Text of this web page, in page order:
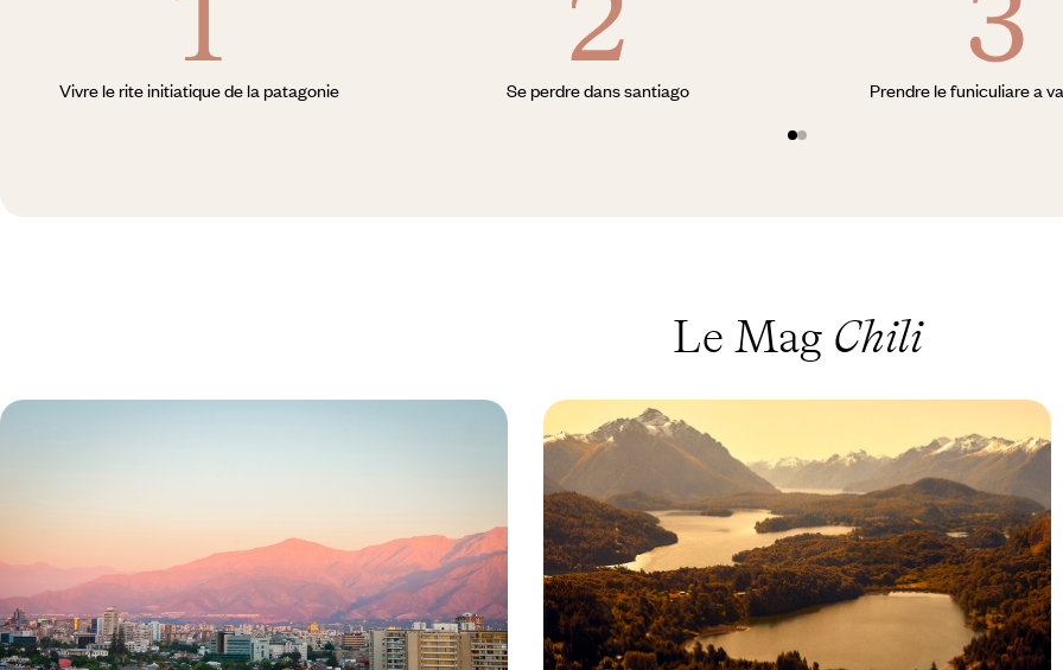
Vivre le rite initiatique de la patagonie Se perdre dans santiago Prendre le funiculiare a
Le Mag Chili